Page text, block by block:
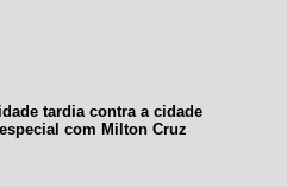
tardia contra a cidade
com Milton Cruz